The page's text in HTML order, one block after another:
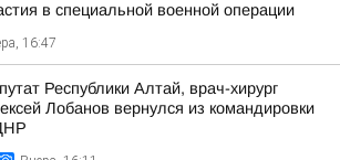
в специальной военной операции
16:47
Республики Алтай, врач-хирург
Лобанов вернулся из командировки